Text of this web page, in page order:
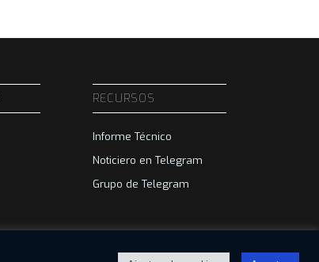
RECURSOS
Informe Técnico
Noticiero en Telegram
Grupo de Telegram